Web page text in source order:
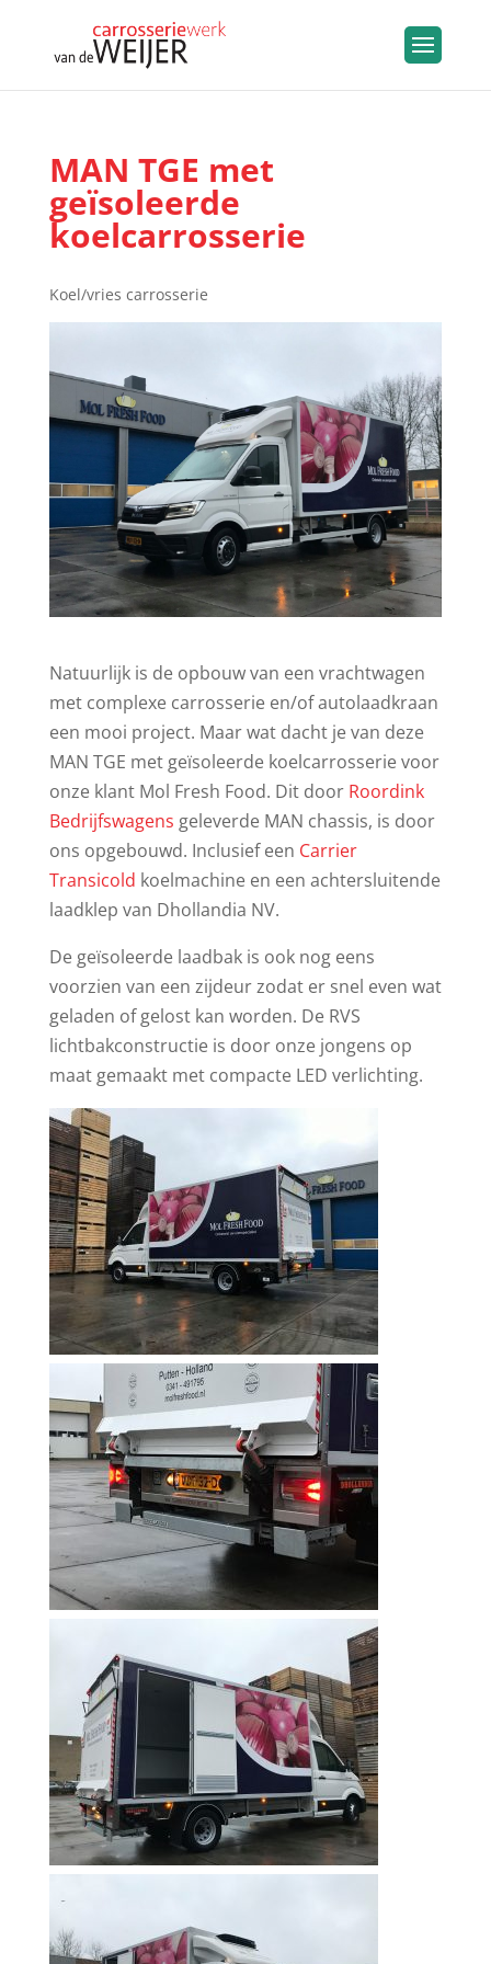
MAN TGE met
geïsoleerde
koelcarrosserie
Koel/vries carrosserie
Natuurlijk is de opbouw van een vrachtwagen
met complexe carrosserie en/of autolaadkraan
een mooi project. Maar wat dacht je van deze
MAN TGE met geïsoleerde koelcarrosserie voor
onze klant Mol Fresh Food. Dit door Roordink
Bedrijfswagens geleverde MAN chassis, is door
ons opgebouwd. Inclusief een Carrier
Transicold koelmachine en een achtersluitende
laadklep van Dhollandia NV.
De geïsoleerde laadbak is ook nog eens
voorzien van een zijdeur zodat er snel even wat
geladen of gelost kan worden. De RVS
lichtbakconstructie is door onze jongens op
maat gemaakt met compacte LED verlichting.